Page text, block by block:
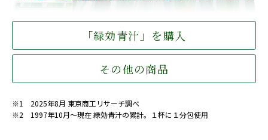
2026.01.26
青汁を使ったおいしいレシピ『ふんわりみか
んケーキ』を追加しました。
「緑効青汁」を購入
その他の商品
※1 2025年8月 東京商工リサーチ調べ
※2 1997年10月〜現在 緑効青汁の累計。１杯に１分包使用